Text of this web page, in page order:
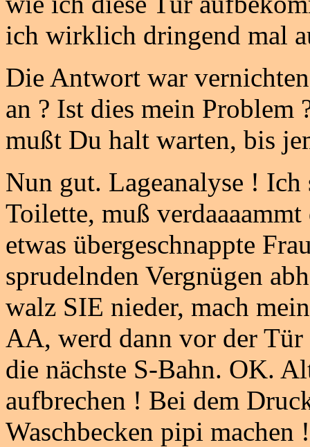
ich wirklich dringend mal
Die Antwort war
an ? Ist dies mein Problem
mußt Du halt warten, bis
Nun gut. Lageanalyse ! Ich
Toilette, muß
etwas übergeschnappte
sprudelnden Vergnügen
walz SIE nieder, mach
AA, werd dann vor der
die nächste S-Bahn. OK.
aufbrechen ! Bei dem
Waschbecken pipi